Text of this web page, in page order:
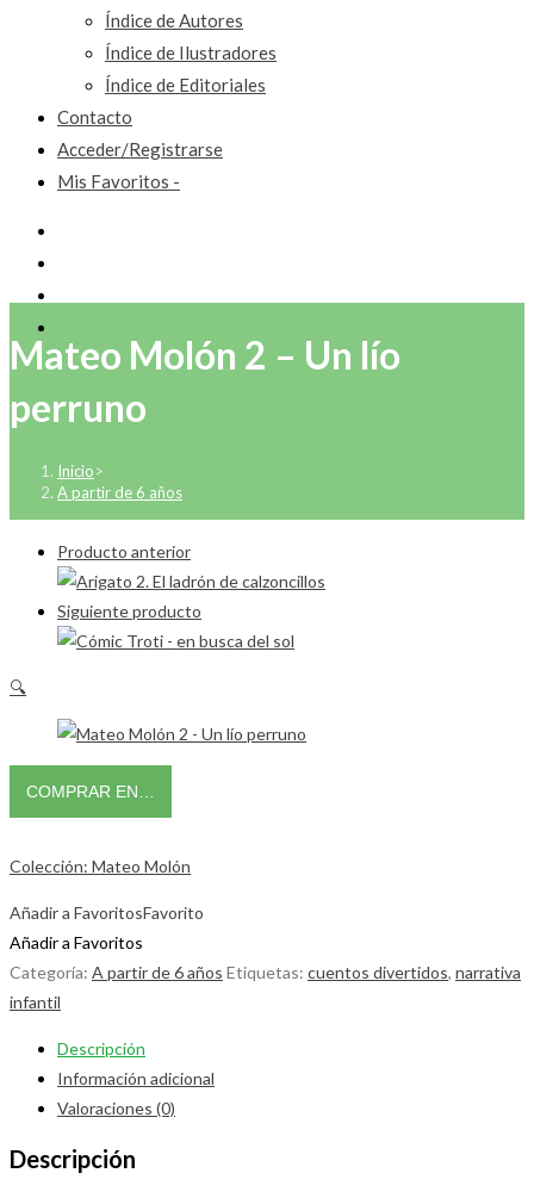
Índice de Autores
Índice de Ilustradores
Índice de Editoriales
Contacto
Acceder/Registrarse
Mis Favoritos -
Mateo Molón 2 – Un lío
perruno
Inicio>
A partir de 6 años
Producto anterior
Siguiente producto
🔍
COMPRAR EN…
Colección: Mateo Molón
Añadir a FavoritosFavorito
Añadir a Favoritos
Categoría: A partir de 6 años Etiquetas: cuentos divertidos, narrativa
infantil
Descripción
Información adicional
Valoraciones (0)
Descripción